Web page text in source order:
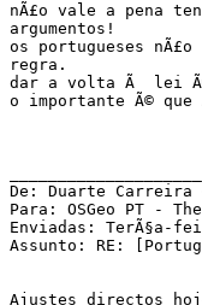
nÃ£o vale a pena
argumentos!
os portugueses
regra.
dar a volta Ã  lei
o importante Ã© que
De: Duarte Carreira
Para: OSGeo PT -
Enviadas: TerÃ§a-
Assunto: RE:
Ajustes directos